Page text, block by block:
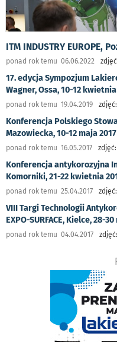
ITM INDUSTRY EUROPE,
ponad rok temu 06.06.2022
17. edycja Sympozjum
Wagner, Ossa, 10-12 kwietnia
ponad rok temu 19.04.2019 zdjęć:
Konferencja Polskiego
Mazowiecka, 10-12 maja
ponad rok temu 16.05.2017 zdjęć:
Konferencja antykorozyjna
Komorniki, 21-22 kwietnia
ponad rok temu 25.04.2017 zdjęć:
VIII Targi Technologii
EXPO-SURFACE, Kielce, 28-
ponad rok temu 04.04.2017 zdjęć: